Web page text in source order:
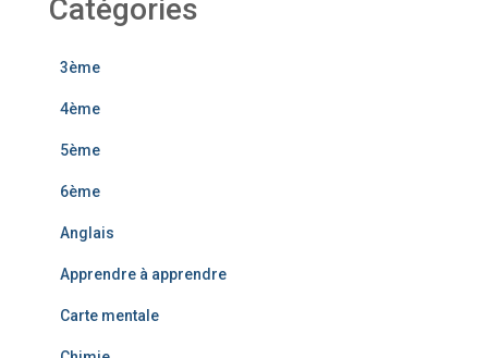
Catégories
3ème
4ème
5ème
6ème
Anglais
Apprendre à apprendre
Carte mentale